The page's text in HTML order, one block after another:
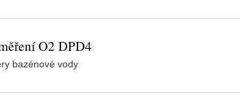
O2 DPD4
bazénové vody